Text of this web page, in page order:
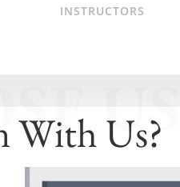
INSTRUCTORS
With Us?